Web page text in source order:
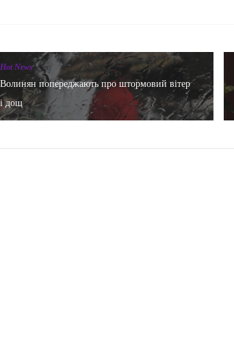
Hot News
Волинян попереджають про штормовий вітер
і дощ